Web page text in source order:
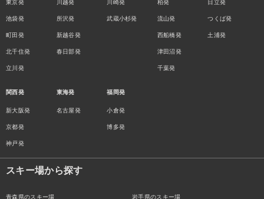
東京発
池袋発
町田発
北千住発
立川発
川越発
所沢発
新越谷発
春日部発
川崎発
武蔵小杉発
柏発
流山発
西船橋発
津田沼発
千葉発
日立発
つくば発
土浦発
関西発
新大阪発
京都発
神戸発
東海発
名古屋発
福岡発
小倉発
博多発
スキー場から探す
青森県のスキー場 岩手県のスキー場